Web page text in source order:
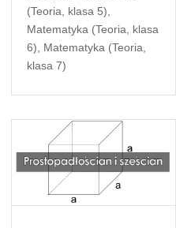
(Teoria, klasa 5)
Matematyka (Teoria, klasa
6)
Matematyka (Teoria,
klasa 7)